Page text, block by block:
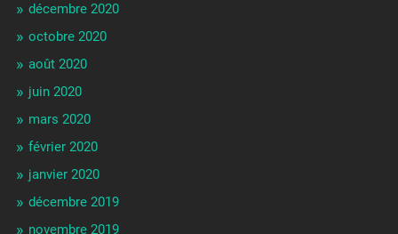
décembre 2020
octobre 2020
août 2020
juin 2020
mars 2020
février 2020
janvier 2020
décembre 2019
novembre 2019